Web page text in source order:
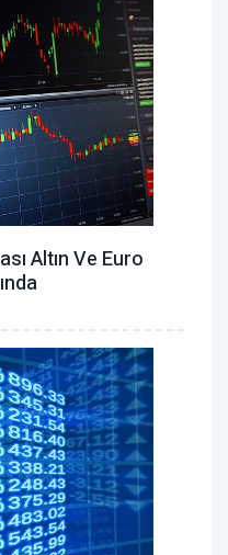
Altın Ve Euro